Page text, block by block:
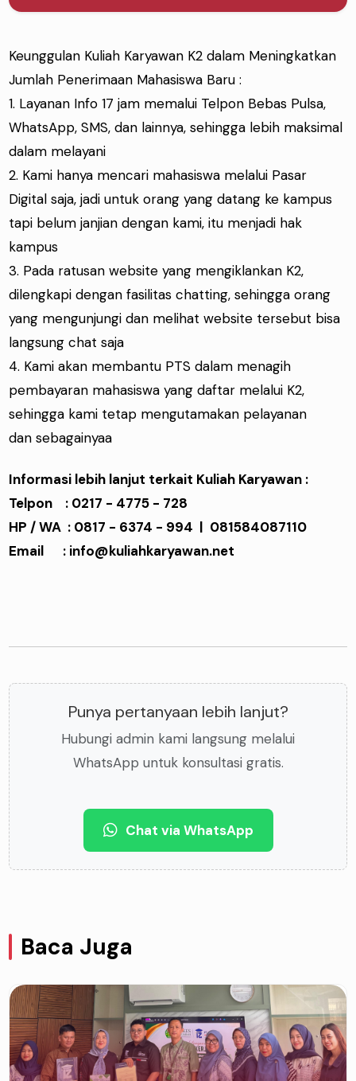
Keunggulan Kuliah Karyawan K2 dalam Meningkatkan
Jumlah Penerimaan Mahasiswa Baru :
1. Layanan Info 17 jam memalui Telpon Bebas Pulsa,
WhatsApp, SMS, dan lainnya, sehingga lebih maksimal
dalam melayani
2. Kami hanya mencari mahasiswa melalui Pasar
Digital saja, jadi untuk orang yang datang ke kampus
tapi belum janjian dengan kami, itu menjadi hak
kampus
3. Pada ratusan website yang mengiklankan K2,
dilengkapi dengan fasilitas chatting, sehingga orang
yang mengunjungi dan melihat website tersebut bisa
langsung chat saja
4. Kami akan membantu PTS dalam menagih
pembayaran mahasiswa yang daftar melalui K2,
sehingga kami tetap mengutamakan pelayanan
dan sebagainyaa
Informasi lebih lanjut terkait Kuliah Karyawan :
Telpon : 0217 - 4775 - 728
HP / WA : 0817 - 6374 - 994 | 081584087110
Email : info@kuliahkaryawan.net
Punya pertanyaan lebih lanjut?
Hubungi admin kami langsung melalui
WhatsApp untuk konsultasi gratis.
Chat via WhatsApp
Baca Juga